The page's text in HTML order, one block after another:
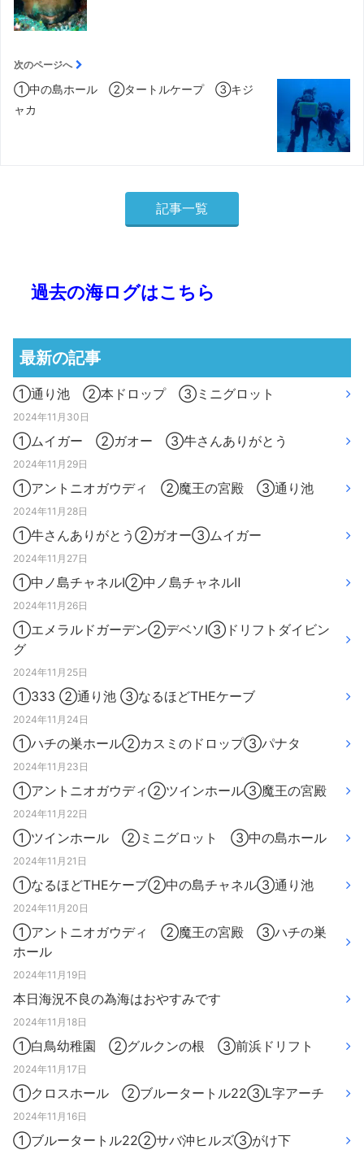
次のページへ
①中の島ホール ②タートルケープ ③キジ
ャカ
記事一覧
過去の海ログはこちら
最新の記事
①通り池 ②本ドロップ ③ミニグロット
2024年11月30日
①ムイガー ②ガオー ③牛さんありがとう
2024年11月29日
①アントニオガウディ ②魔王の宮殿 ③通り池
2024年11月28日
①牛さんありがとう②ガオー③ムイガー
2024年11月27日
①中ノ島チャネルⅠ②中ノ島チャネルⅡ
2024年11月26日
①エメラルドガーデン②デベソⅠ③ドリフトダイビン
グ
2024年11月25日
①333 ②通り池 ③なるほどTHEケーブ
2024年11月24日
①ハチの巣ホール②カスミのドロップ③パナタ
2024年11月23日
①アントニオガウディ②ツインホール③魔王の宮殿
2024年11月22日
①ツインホール ②ミニグロット ③中の島ホール
2024年11月21日
①なるほどTHEケーブ②中の島チャネル③通り池
2024年11月20日
①アントニオガウディ ②魔王の宮殿 ③ハチの巣
ホール
2024年11月19日
本日海況不良の為海はおやすみです
2024年11月18日
①白鳥幼稚園 ②グルクンの根 ③前浜ドリフト
2024年11月17日
①クロスホール ②ブルータートル22③L字アーチ
2024年11月16日
①ブルータートル22②サバ沖ヒルズ③がけ下